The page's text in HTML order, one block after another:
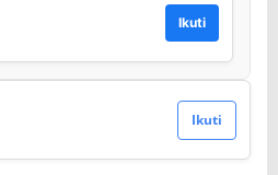
Ikuti
Ikuti